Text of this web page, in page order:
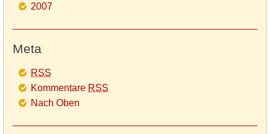
2007
Meta
RSS
Kommentare RSS
Nach Oben